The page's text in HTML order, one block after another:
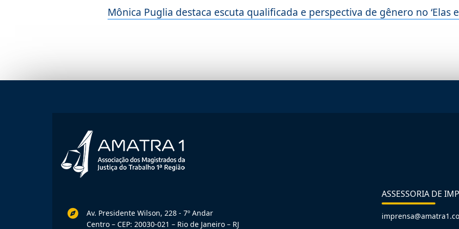
Mônica Puglia destaca escuta qualificada e perspectiva de gênero no ‘Elas
Av. Presidente Wilson, 228 - 7º Andar
Centro – CEP: 20030-021 – Rio de Janeiro – RJ
ASSESSORIA DE